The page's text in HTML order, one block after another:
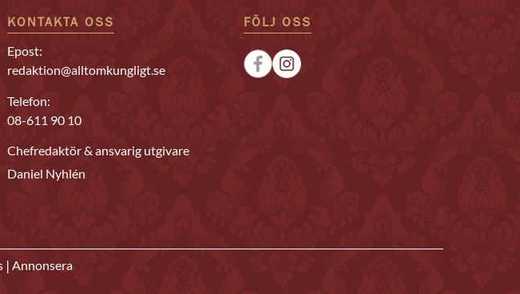
KONTAKTA OSS
Epost:
redaktion@alltomkungligt.se
Telefon:
08-611 90 10
Chefredaktör & ansvarig utgivare
Daniel Nyhlén
FÖLJ OSS
| Annonsera